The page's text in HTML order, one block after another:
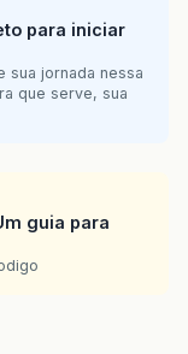
para iniciar
sua jornada nessa
que serve, sua
guia para